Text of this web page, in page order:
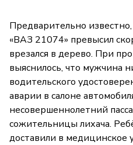
Предварительно
«ВАЗ 21074» превысил
врезался в дерево. При
выяснилось, что мужчина
водительского
аварии в салоне
несовершеннолетний
сожительницы лихача.
доставили в медицинское